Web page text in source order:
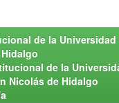
de la Universidad
de la
Nicolás de Hidalgo